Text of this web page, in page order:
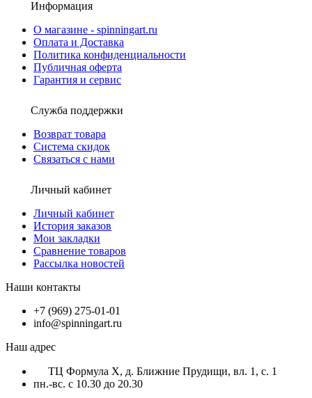
Информация
О магазине - spinningart.ru
Оплата и Доставка
Политика конфиденциальности
Публичная оферта
Гарантия и сервис
Служба поддержки
Возврат товара
Система скидок
Связаться с нами
Личный кабинет
Личный кабинет
История заказов
Мои закладки
Сравнение товаров
Рассылка новостей
Наши контакты
+7 (969) 275-01-01
info@spinningart.ru
Наш адрес
ТЦ Формула X, д. Ближние Прудищи, вл. 1, с. 1
пн.-вс. с 10.30 до 20.30